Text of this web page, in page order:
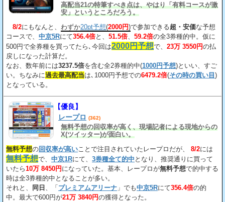
高配当21の特筆すべき点は、やはり「有料コースが激
安」というところだろう。
8/2にもなんと、 わずか20pt予想(2000円)で参加できる超・安価な予想
コースで、 中京5Rにて356.4倍と、 51.5倍、 59.2倍の全3券種的中。仮に
500円で全券種を買ってたら､今回は2000円予想で、 23万 3550円の払
戻しになった計算だ。
なお、数年前には3237.5倍を含む全2券種的中(1000円予想)といい、すご
い。ちなみに過去最高配当は､1000円予想での6479.2倍(その時の買い目 )
となっている。
【優良】
レープロ (362)
無料予想の回収率が高く、現場記者による現地からの
X(ツイッター)が面白い。
無料予想の回収率が高いことで注目されていたレープロだが、 8/2には
無料予想で、 中京1Rにて、 3券種全て的中 となり、推奨通りに買って
いたら10万 8450円 になっていた。基本、レープロが無料予想で的中する
時は全3券種的中となることが多い。
それと、
同日 、「 プレミアムアリーナ 」でも中京5Rにて356.4倍の的
中。最大で600円が21万 3840円の獲得となった。